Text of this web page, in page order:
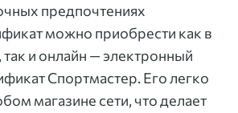
предпочтениях
можно приобрести как в
и онлайн — электронный
Спортмастер. Его легко
магазине сети, что делает